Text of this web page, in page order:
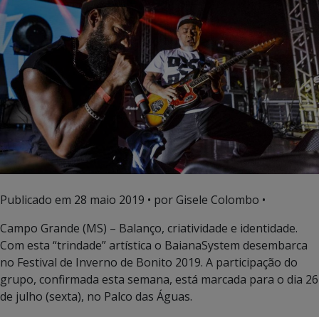
Publicado em 28 maio 2019 • por Gisele Colombo •
Campo Grande (MS) – Balanço, criatividade e identidade.
Com esta “trindade” artística o BaianaSystem desembarca
no Festival de Inverno de Bonito 2019. A participação do
grupo, confirmada esta semana, está marcada para o dia 26
de julho (sexta), no Palco das Águas.